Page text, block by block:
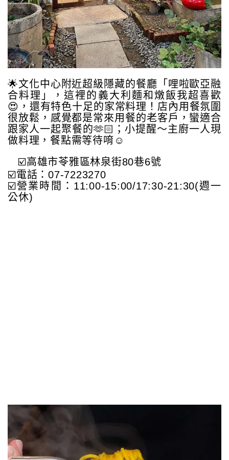
🌟文化中心附近超級隱藏的餐廳「哩啦歐亞融
合料理」，這裡的義大利麵和燉飯我超喜歡
😍，還有特色十足的家常料理！店內用餐氛圍
很放鬆，感覺都是常來用餐的老客戶，蠻適合
跟家人一起聚餐的🫶🏻；小提醒～主廚一人現
做料理，餐點需等待唷☺️
☑️高雄市苓雅區林泉街80巷6號
☑️電話：07-7223270
☑️營業時間：11:00-15:00/17:30-21:30(週一
公休)